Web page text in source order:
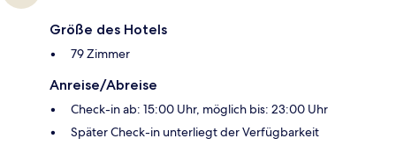
Größe des Hotels
79 Zimmer
Anreise/Abreise
Check-in ab: 15:00 Uhr, möglich bis: 23:00 Uhr
Später Check-in unterliegt der Verfügbarkeit